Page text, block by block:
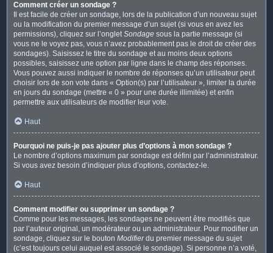
Comment créer un sondage ?
Il est facile de créer un sondage, lors de la publication d’un nouveau sujet
ou la modification du premier message d’un sujet (si vous en avez les
permissions), cliquez sur l’ongletSondage sous la partie message (si
vous ne le voyez pas, vous n’avez probablement pas le droit de créer des
sondages). Saisissez le titre du sondage et au moins deux options
possibles, saisissez une option par ligne dans le champ des réponses.
Vous pouvez aussi indiquer le nombre de réponses qu’un utilisateur peut
choisir lors de son vote dans « Option(s) par l’utilisateur », limiter la durée
en jours du sondage (mettre « 0 » pour une durée illimitée) et enfin
permettre aux utilisateurs de modifier leur vote.
Haut
Pourquoi ne puis-je pas ajouter plus d’options à mon sondage ?
Le nombre d’options maximum par sondage est défini par l’administrateur.
Si vous avez besoin d’indiquer plus d’options, contactez-le.
Haut
Comment modifier ou supprimer un sondage ?
Comme pour les messages, les sondages ne peuvent être modifiés que
par l’auteur original, un modérateur ou un administrateur. Pour modifier un
sondage, cliquez sur le bouton Modifierdu premier message du sujet
(c’est toujours celui auquel est associé le sondage). Si personne n’a voté,